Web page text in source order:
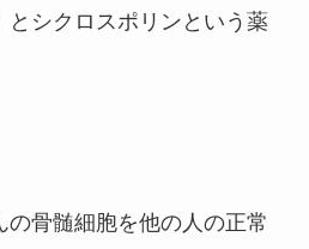
とシクロスポリンという薬
骨髄細胞を他の人の正常